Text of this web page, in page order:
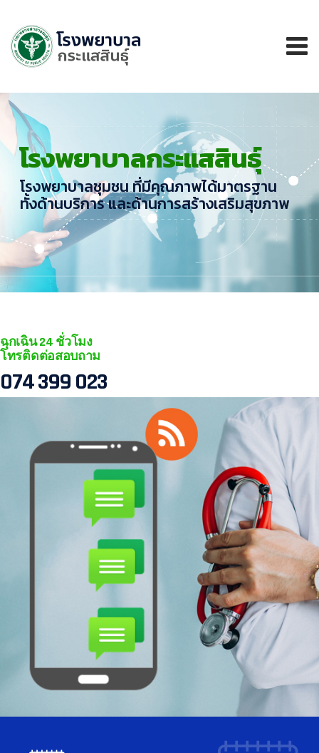
โรงพยาบาลกระแสสินธุ์
โรงพยาบาลชุมชน ที่มีคุณภาพได้มาตรฐาน
ทั้งด้านบริการ และด้านการสร้างเสริมสุขภาพ
ฉุกเฉิน 24 ชั่วโมง
โทรติดต่อสอบถาม
074 399 023